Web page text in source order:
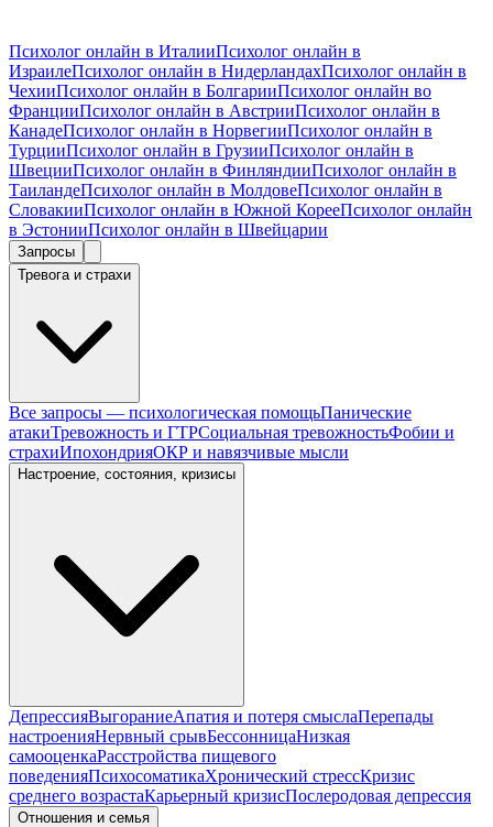
Психолог онлайн в ИталииПсихолог онлайн в
ИзраилеПсихолог онлайн в НидерландахПсихолог онлайн в
ЧехииПсихолог онлайн в БолгарииПсихолог онлайн во
ФранцииПсихолог онлайн в АвстрииПсихолог онлайн в
КанадеПсихолог онлайн в НорвегииПсихолог онлайн в
ТурцииПсихолог онлайн в ГрузииПсихолог онлайн в
ШвецииПсихолог онлайн в ФинляндииПсихолог онлайн в
ТаиландеПсихолог онлайн в МолдовеПсихолог онлайн в
СловакииПсихолог онлайн в Южной КорееПсихолог онлайн
в ЭстонииПсихолог онлайн в Швейцарии
Запросы
Тревога и страхи
Все запросы — психологическая помощьПанические
атакиТревожность и ГТРСоциальная тревожностьФобии и
страхиИпохондрияОКР и навязчивые мысли
Настроение, состояния, кризисы
ДепрессияВыгораниеАпатия и потеря смыслаПерепады
настроенияНервный срывБессонницаНизкая
самооценкаРасстройства пищевого
поведенияПсихосоматикаХронический стрессКризис
среднего возрастаКарьерный кризисПослеродовая депрессия
Отношения и семья